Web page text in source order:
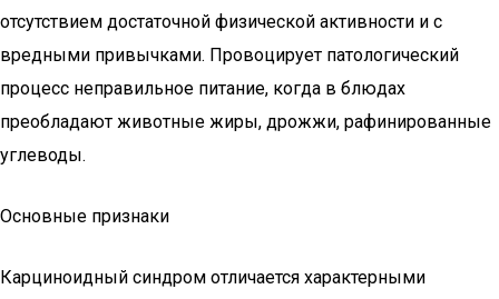
отсутствием достаточной физической активности и с
вредными привычками. Провоцирует патологический
процесс неправильное питание, когда в блюдах
преобладают животные жиры, дрожжи, рафинированные
углеводы.
Основные признаки
Карциноидный синдром отличается характерными